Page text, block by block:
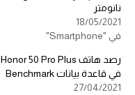
نانومتر
18/05/2021
في "Smartphone"
رصد هاتف Honor 50 Pro Plus
في قاعدة بيانات Benchmark
27/04/2021